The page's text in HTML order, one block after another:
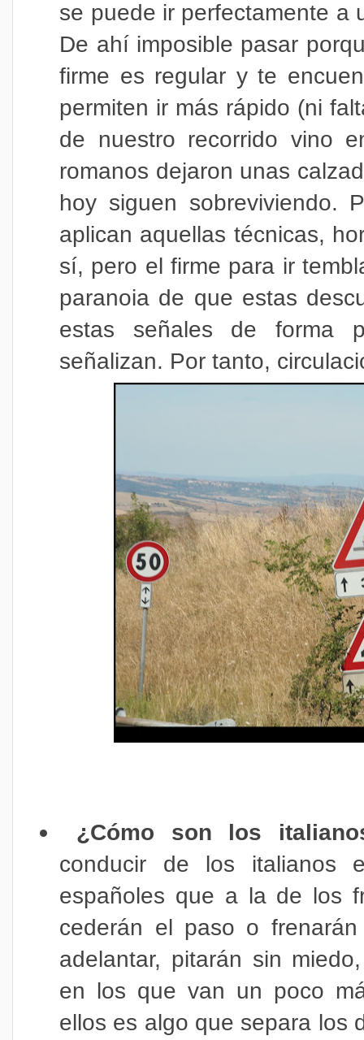
se puede ir perfectamente a
De ahí imposible pasar
firme es regular y te
permiten ir más rápido (ni
de nuestro recorrido vino
romanos dejaron unas
hoy siguen sobreviviendo.
aplican aquellas técnicas,
sí, pero el firme para ir
paranoia de que estas
estas señales de forma
señalizan. Por tanto,
¿Cómo son los
conducir de los
españoles que a la de los
cederán el paso o
adelantar, pitarán sin
en los que van un poco
ellos es algo que separa los